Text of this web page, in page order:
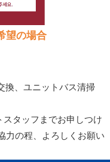
望の場合
換、ユニットバス清掃
タッフまでお申しつけ
力の程、よろしくお願い